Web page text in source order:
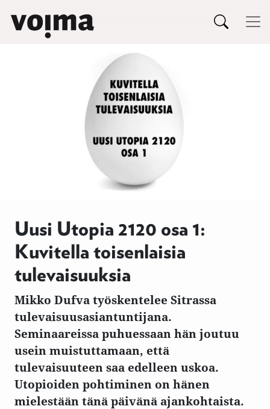
Siirry sisältöön
Päävalikko
Uusi Utopia 2120 osa 1:
Kuvitella toisenlaisia
tulevaisuuksia
Mikko Dufva työskentelee Sitrassa
tulevaisuusasiantuntijana.
Seminaareissa puhuessaan hän joutuu
usein muistuttamaan, että
tulevaisuuteen saa edelleen uskoa.
Utopioiden pohtiminen on hänen
mielestään tänä päivänä ajankohtaista.